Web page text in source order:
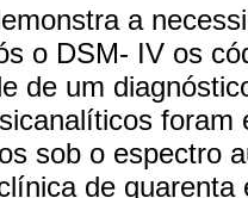
a
o DSM- IV os
de um
sob o espectro
de